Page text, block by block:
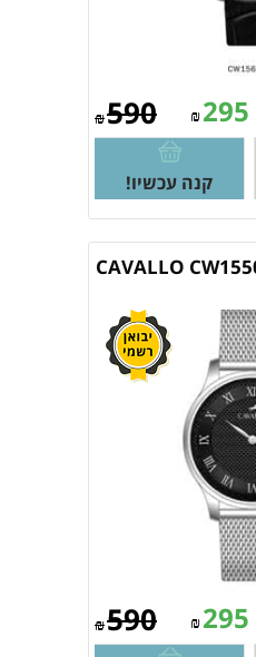
₪590 ₪295
קנה עכשיו!
₪590 ₪295